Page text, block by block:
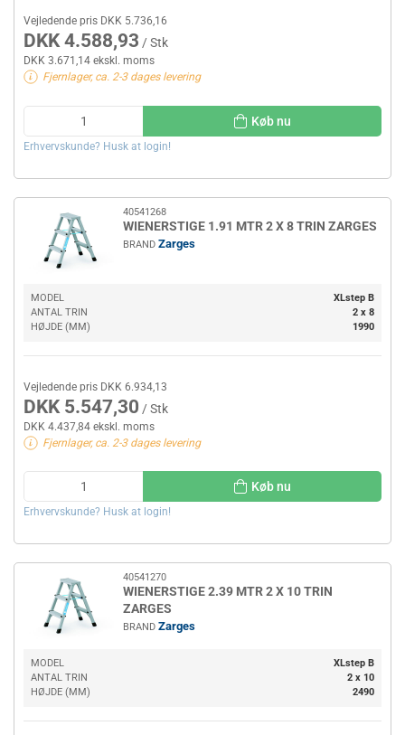
Vejledende pris DKK 5.736,16
DKK 4.588,93 / Stk
DKK 3.671,14 ekskl. moms
Fjernlager, ca. 2-3 dages levering
Køb nu
Erhvervskunde? Husk at login!
40541268
WIENERSTIGE 1.91 MTR 2 X 8 TRIN ZARGES
BRAND Zarges
MODEL
XLstep B
ANTAL TRIN
2 x 8
HØJDE (MM)
1990
Vejledende pris DKK 6.934,13
DKK 5.547,30 / Stk
DKK 4.437,84 ekskl. moms
Fjernlager, ca. 2-3 dages levering
Køb nu
Erhvervskunde? Husk at login!
40541270
WIENERSTIGE 2.39 MTR 2 X 10 TRIN
ZARGES
BRAND Zarges
MODEL
XLstep B
ANTAL TRIN
2 x 10
HØJDE (MM)
2490